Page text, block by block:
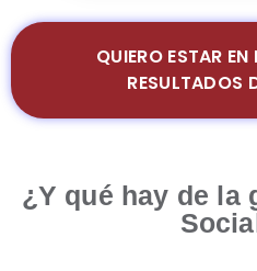
QUIERO ESTAR
RESULTADOS
¿Y qué hay de la